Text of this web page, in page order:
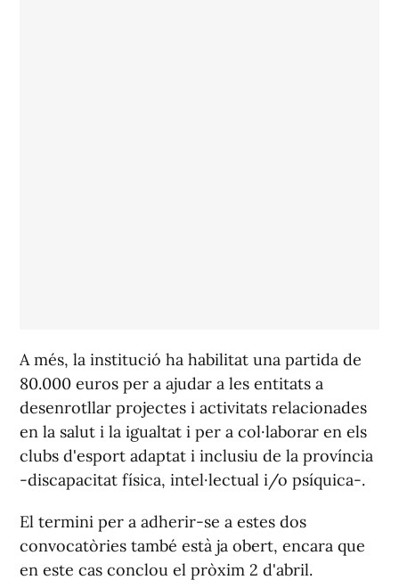
A més, la institució ha habilitat una partida de
80.000 euros per a ajudar a les entitats a
desenrotllar projectes i activitats relacionades
en la salut i la igualtat i per a col·laborar en els
clubs d'esport adaptat i inclusiu de la província
-discapacitat física, intel·lectual i/o psíquica-.
El termini per a adherir-se a estes dos
convocatòries també està ja obert, encara que
en este cas conclou el pròxim 2 d'abril.